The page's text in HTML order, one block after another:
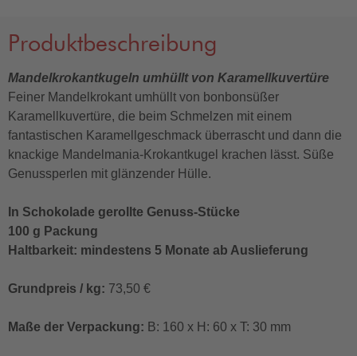
Produktbeschreibung
Mandelkrokantkugeln umhüllt von Karamellkuvertüre
Feiner Mandelkrokant umhüllt von bonbonsüßer
Karamellkuvertüre, die beim Schmelzen mit einem
fantastischen Karamellgeschmack überrascht und dann die
knackige Mandelmania-Krokantkugel krachen lässt. Süße
Genussperlen mit glänzender Hülle.
In Schokolade gerollte Genuss-Stücke
100 g Packung
Haltbarkeit: mindestens 5 Monate ab Auslieferung
Grundpreis / kg: 73,50 €
Maße der Verpackung: B: 160 x H: 60 x T: 30 mm